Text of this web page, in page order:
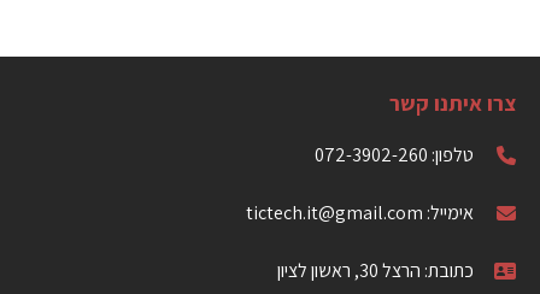
צרו איתנו קשר
טלפון: 072-3902-260
אימייל: tictech.it@gmail.com
כתובת: הרצל 30, ראשון לציון